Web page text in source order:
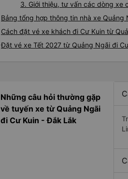
3. Giới thiệu, tư vấn các dòng xe
Bảng tổng hợp thông tin nhà xe Quảng
Cách đặt vé xe khách đi Cư Kuin từ
Đặt vé xe Tết 2027 từ Quảng Ngãi đi
Những câu hỏi thường gặp
về tuyến xe từ Quảng Ngãi
đi Cư Kuin - Đắk Lắk